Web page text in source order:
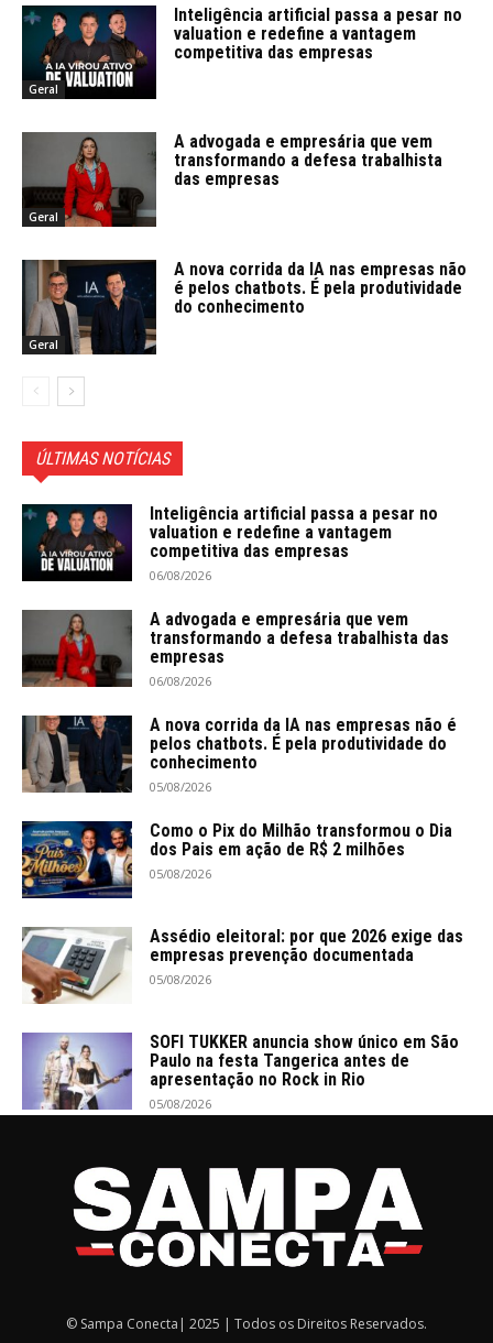
Geral
Inteligência artificial passa a pesar no
valuation e redefine a vantagem
competitiva das empresas
Geral
A advogada e empresária que vem
transformando a defesa trabalhista
das empresas
Geral
A nova corrida da IA nas empresas não
é pelos chatbots. É pela produtividade
do conhecimento
ÚLTIMAS NOTÍCIAS
Inteligência artificial passa a pesar no
valuation e redefine a vantagem
competitiva das empresas
06/08/2026
A advogada e empresária que vem
transformando a defesa trabalhista das
empresas
06/08/2026
A nova corrida da IA nas empresas não é
pelos chatbots. É pela produtividade do
conhecimento
05/08/2026
Como o Pix do Milhão transformou o Dia
dos Pais em ação de R$ 2 milhões
05/08/2026
Assédio eleitoral: por que 2026 exige das
empresas prevenção documentada
05/08/2026
SOFI TUKKER anuncia show único em São
Paulo na festa Tangerica antes de
apresentação no Rock in Rio
05/08/2026
© Sampa Conecta| 2025 | Todos os Direitos Reservados.